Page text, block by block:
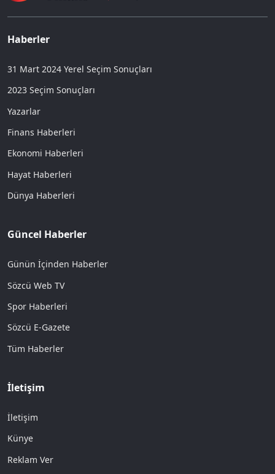
Haberler
31 Mart 2024 Yerel Seçim Sonuçları
2023 Seçim Sonuçları
Yazarlar
Finans Haberleri
Ekonomi Haberleri
Hayat Haberleri
Dünya Haberleri
Güncel Haberler
Günün İçinden Haberler
Sözcü Web TV
Spor Haberleri
Sözcü E-Gazete
Tüm Haberler
İletişim
İletişim
Künye
Reklam Ver